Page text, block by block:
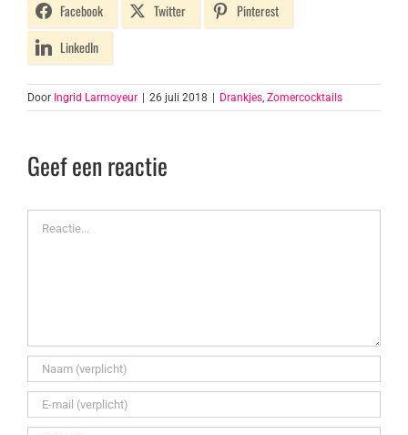
Facebook
Twitter
Pinterest
LinkedIn
Door Ingrid Larmoyeur 26 juli 2018 Drankjes, Zomercocktails
Geef een reactie